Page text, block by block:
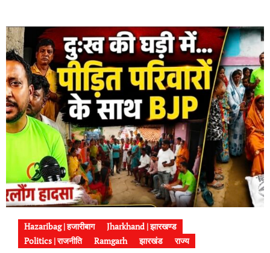
Hazaribag | हजारीबाग
Jharkhand | झारखण्ड
Politics | राजनीति
Ramgarh झारखंड राज्य